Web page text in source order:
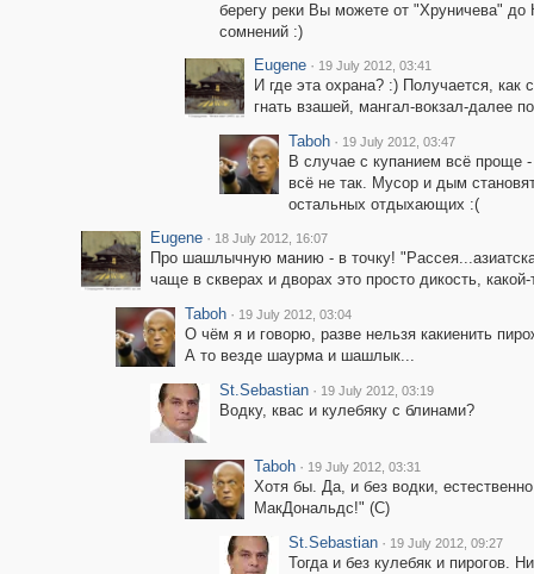
берегу реки Вы можете от "Хруничева" до
сомнений :)
Eugene · 19 July 2012, 03:41
И где эта охрана? :) Получается,
гнать взашей, мангал-вокзал-далее
Taboh · 19 July 2012, 03:47
В случае с купанием всё проще
всё не так. Мусор и дым
остальных отдыхающих :(
Eugene · 18 July 2012, 16:07
Про шашлычную манию - в точку!
чаще в скверах и дворах это просто дикость,
Taboh · 19 July 2012, 03:04
О чём я и говорю, разве нельзя какиенить
А то везде шаурма и шашлык...
St.Sebastian · 19 July 2012, 03:19
Водку, квас и кулебяку с блинами?
Taboh · 19 July 2012, 03:31
Хотя бы. Да, и без водки,
МакДональдс!" (С)
St.Sebastian · 19 July 2012, 09:27
Тогда и без кулебяк и пирогов.